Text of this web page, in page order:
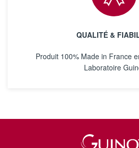
QUALITÉ &
Produit 100% Made in France
Laboratoire